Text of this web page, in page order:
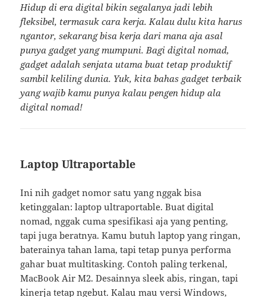
Hidup di era digital bikin segalanya jadi lebih
fleksibel, termasuk cara kerja. Kalau dulu kita harus
ngantor, sekarang bisa kerja dari mana aja asal
punya gadget yang mumpuni. Bagi digital nomad,
gadget adalah senjata utama buat tetap produktif
sambil keliling dunia. Yuk, kita bahas gadget terbaik
yang wajib kamu punya kalau pengen hidup ala
digital nomad!
Laptop Ultraportable
Ini nih gadget nomor satu yang nggak bisa
ketinggalan: laptop ultraportable. Buat digital
nomad, nggak cuma spesifikasi aja yang penting,
tapi juga beratnya. Kamu butuh laptop yang ringan,
baterainya tahan lama, tapi tetap punya performa
gahar buat multitasking. Contoh paling terkenal,
MacBook Air M2. Desainnya sleek abis, ringan, tapi
kinerja tetap ngebut. Kalau mau versi Windows,